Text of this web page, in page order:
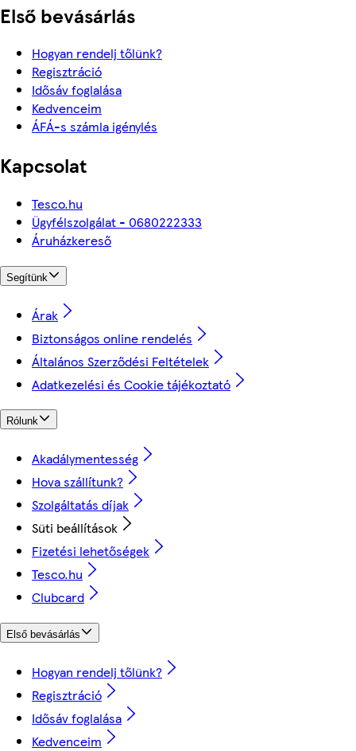
Első bevásárlás
Hogyan rendelj tőlünk?
Regisztráció
Idősáv foglalása
Kedvenceim
ÁFÁ-s számla igénylés
Kapcsolat
Tesco.hu
Ügyfélszolgálat - 0680222333
Áruházkereső
Segítünk
Árak
Biztonságos online rendelés
Általános Szerződési Feltételek
Adatkezelési és Cookie tájékoztató
Rólunk
Akadálymentesség
Hova szállítunk?
Szolgáltatás díjak
Süti beállítások
Fizetési lehetőségek
Tesco.hu
Clubcard
Első bevásárlás
Hogyan rendelj tőlünk?
Regisztráció
Idősáv foglalása
Kedvenceim